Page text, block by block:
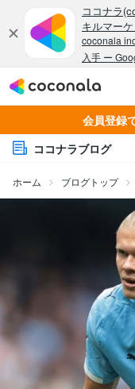
会員登録
ココナラブログ
ホーム ブログトップ